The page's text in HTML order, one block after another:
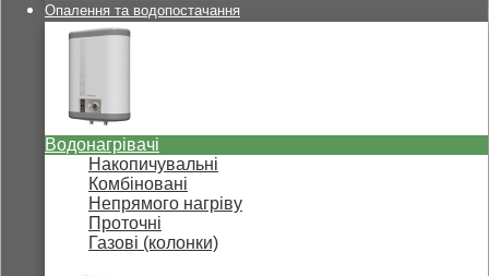
Опалення та водопостачання
Водонагрівачі
Накопичувальні
Комбіновані
Непрямого нагріву
Проточні
Газові (колонки)